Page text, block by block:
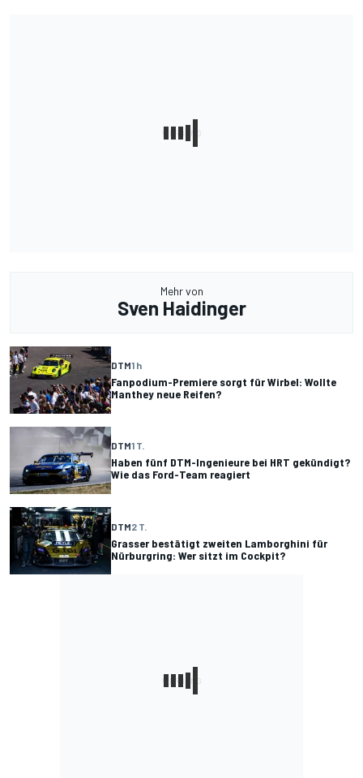
Mehr von
Sven Haidinger
DTM1 h
Fanpodium-Premiere sorgt für Wirbel: Wollte
Manthey neue Reifen?
DTM1 T.
Haben fünf DTM-Ingenieure bei HRT gekündigt?
Wie das Ford-Team reagiert
DTM2 T.
Grasser bestätigt zweiten Lamborghini für
Nürburgring: Wer sitzt im Cockpit?